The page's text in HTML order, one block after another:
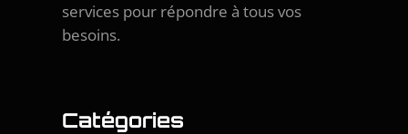
services pour répondre à tous vos
besoins.
Catégories